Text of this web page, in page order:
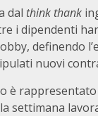
dal think thank
i dipendenti
definendo
nuovi
è
settimana